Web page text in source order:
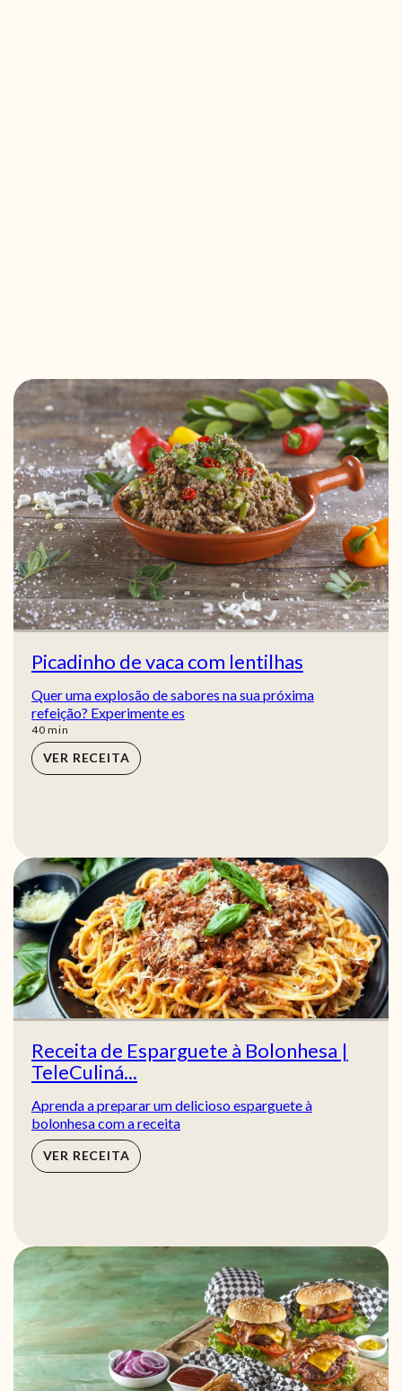
Picadinho de vaca com lentilhas
Quer uma explosão de sabores na sua próxima
refeição? Experimente es
40min
min
VER RECEITA
Receita de Esparguete à Bolonhesa |
TeleCuliná...
Aprenda a preparar um delicioso esparguete à
bolonhesa com a receita
VER RECEITA